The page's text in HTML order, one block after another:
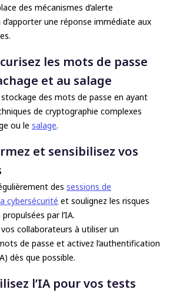
des mécanismes d’alerte
une réponse immédiate aux
les mots de passe
et au salage
stockage des mots de passe en ayant
de cryptographie complexes
ou le salage.
et sensibilisez vos
des sessions de
cybersécurité et soulignez les risques
par l’IA.
collaborateurs à utiliser un
de passe et activez l’authentification
dès que possible.
l’IA pour vos tests